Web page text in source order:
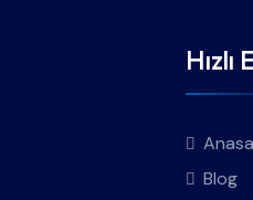
Hızlı
Blog